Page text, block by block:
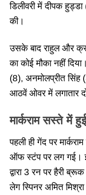
डिलीवरी में दीपक
की।
उसके बाद राहुल और
का कोई मौका नहीं
(8), अनमोलप्रीत
आठवें ओवर में लगातार
मार्कराम सस्ते में
पहली ही गेंद पर
ऑफ स्टंप पर लग गई।
द्वारा 3 रन पर हैरी
लेग स्पिनर अमित